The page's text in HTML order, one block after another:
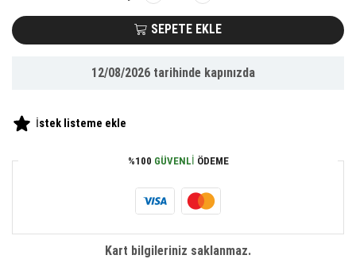
Boya
Badana
Eşya
Hışır
mt
Hışır
Örtü
adet
SEPETE EKLE
12/08/2026 tarihinde kapınızda
İstek listeme ekle
%100 GÜVENLI ÖDEME
Kart bilgileriniz saklanmaz.